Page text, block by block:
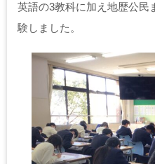
英語の3教科に加え地歴公民
験しました。